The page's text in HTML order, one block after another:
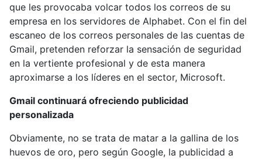
que les provocaba volcar todos los correos de su
empresa en los servidores de Alphabet. Con el fin del
escaneo de los correos personales de las cuentas de
Gmail, pretenden reforzar la sensación de seguridad
en la vertiente profesional y de esta manera
aproximarse a los líderes en el sector, Microsoft.
Gmail continuará ofreciendo publicidad
personalizada
Obviamente, no se trata de matar a la gallina de los
huevos de oro, pero según Google, la publicidad a